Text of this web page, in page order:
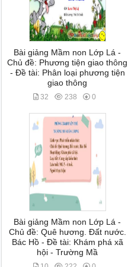
Bài giảng Mầm non Lớp Lá -
Chủ đề: Phương tiện giao thông
- Đề tài: Phân loại phương tiện
giao thông
32 238 0
Bài giảng Mầm non Lớp Lá -
Chủ đề: Quê hương. Đất nước.
Bác Hồ - Đề tài: Khám phá xã
hội - Trường Mầ